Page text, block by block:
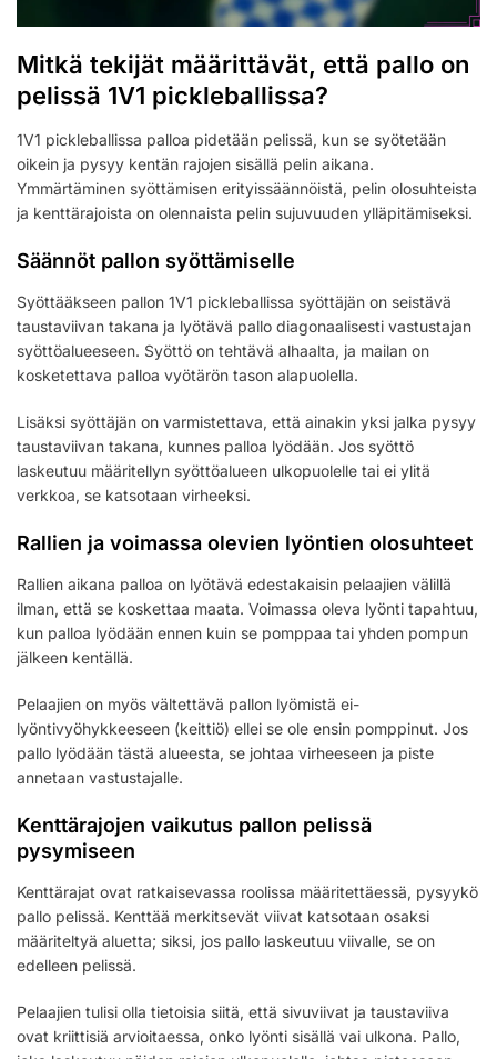
Mitkä tekijät määrittävät, että pallo on
pelissä 1V1 pickleballissa?
1V1 pickleballissa palloa pidetään pelissä, kun se syötetään
oikein ja pysyy kentän rajojen sisällä pelin aikana.
Ymmärtäminen syöttämisen erityissäännöistä, pelin olosuhteista
ja kenttärajoista on olennaista pelin sujuvuuden ylläpitämiseksi.
Säännöt pallon syöttämiselle
Syöttääkseen pallon 1V1 pickleballissa syöttäjän on seistävä
taustaviivan takana ja lyötävä pallo diagonaalisesti vastustajan
syöttöalueeseen. Syöttö on tehtävä alhaalta, ja mailan on
kosketettava palloa vyötärön tason alapuolella.
Lisäksi syöttäjän on varmistettava, että ainakin yksi jalka pysyy
taustaviivan takana, kunnes palloa lyödään. Jos syöttö
laskeutuu määritellyn syöttöalueen ulkopuolelle tai ei ylitä
verkkoa, se katsotaan virheeksi.
Rallien ja voimassa olevien lyöntien olosuhteet
Rallien aikana palloa on lyötävä edestakaisin pelaajien välillä
ilman, että se koskettaa maata. Voimassa oleva lyönti tapahtuu,
kun palloa lyödään ennen kuin se pomppaa tai yhden pompun
jälkeen kentällä.
Pelaajien on myös vältettävä pallon lyömistä ei-
lyöntivyöhykkeeseen (keittiö) ellei se ole ensin pomppinut. Jos
pallo lyödään tästä alueesta, se johtaa virheeseen ja piste
annetaan vastustajalle.
Kenttärajojen vaikutus pallon pelissä
pysymiseen
Kenttärajat ovat ratkaisevassa roolissa määritettäessä, pysyykö
pallo pelissä. Kenttää merkitsevät viivat katsotaan osaksi
määriteltyä aluetta; siksi, jos pallo laskeutuu viivalle, se on
edelleen pelissä.
Pelaajien tulisi olla tietoisia siitä, että sivuviivat ja taustaviiva
ovat kriittisiä arvioitaessa, onko lyönti sisällä vai ulkona. Pallo,